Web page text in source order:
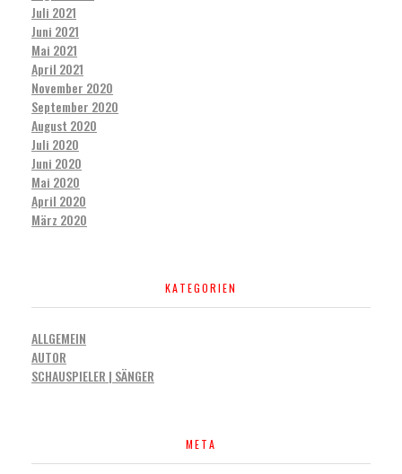
Juli 2021
Juni 2021
Mai 2021
April 2021
November 2020
September 2020
August 2020
Juli 2020
Juni 2020
Mai 2020
April 2020
März 2020
KATEGORIEN
ALLGEMEIN
AUTOR
SCHAUSPIELER | SÄNGER
META